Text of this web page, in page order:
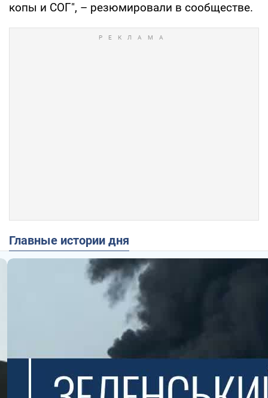
копы и СОГ", – резюмировали в сообществе.
Главные истории дня